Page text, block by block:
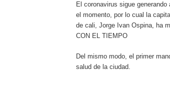
El coronavirus sigue
el momento, por lo cual la
de cali, Jorge Ivan Ospina, ha
CON EL TIEMPO
Del mismo modo, el primer
salud de la ciudad.